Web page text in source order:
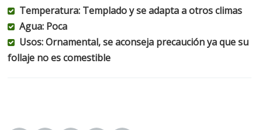
Temperatura: Templado y se adapta a otros climas
Agua: Poca
Usos: Ornamental, se aconseja precaución ya que su
follaje no es comestible